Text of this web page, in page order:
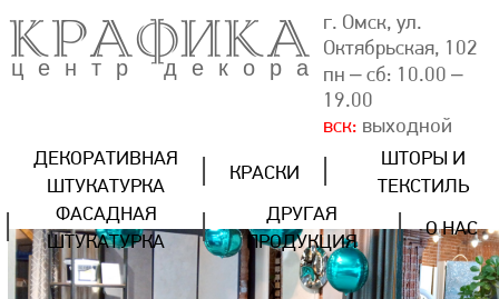
КРАФИКА
центр декора
г. Омск, ул.
Октябрьская, 102
пн – сб: 10.00 –
19.00
вск: выходной
ДЕКОРАТИВНАЯ
ШТУКАТУРКА
КРАСКИ
ШТОРЫ И
ТЕКСТИЛЬ
ФАСАДНАЯ
ШТУКАТУРКА
ДРУГАЯ
ПРОДУКЦИЯ
О НАС